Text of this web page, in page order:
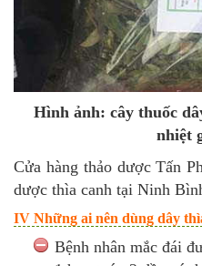
Hình ảnh: cây thuốc
nhiệt
Cửa hàng thảo dược Tấn
dược thìa canh tại Ninh
IV Những ai nên dùng dây
Bệnh nhân mắc đái